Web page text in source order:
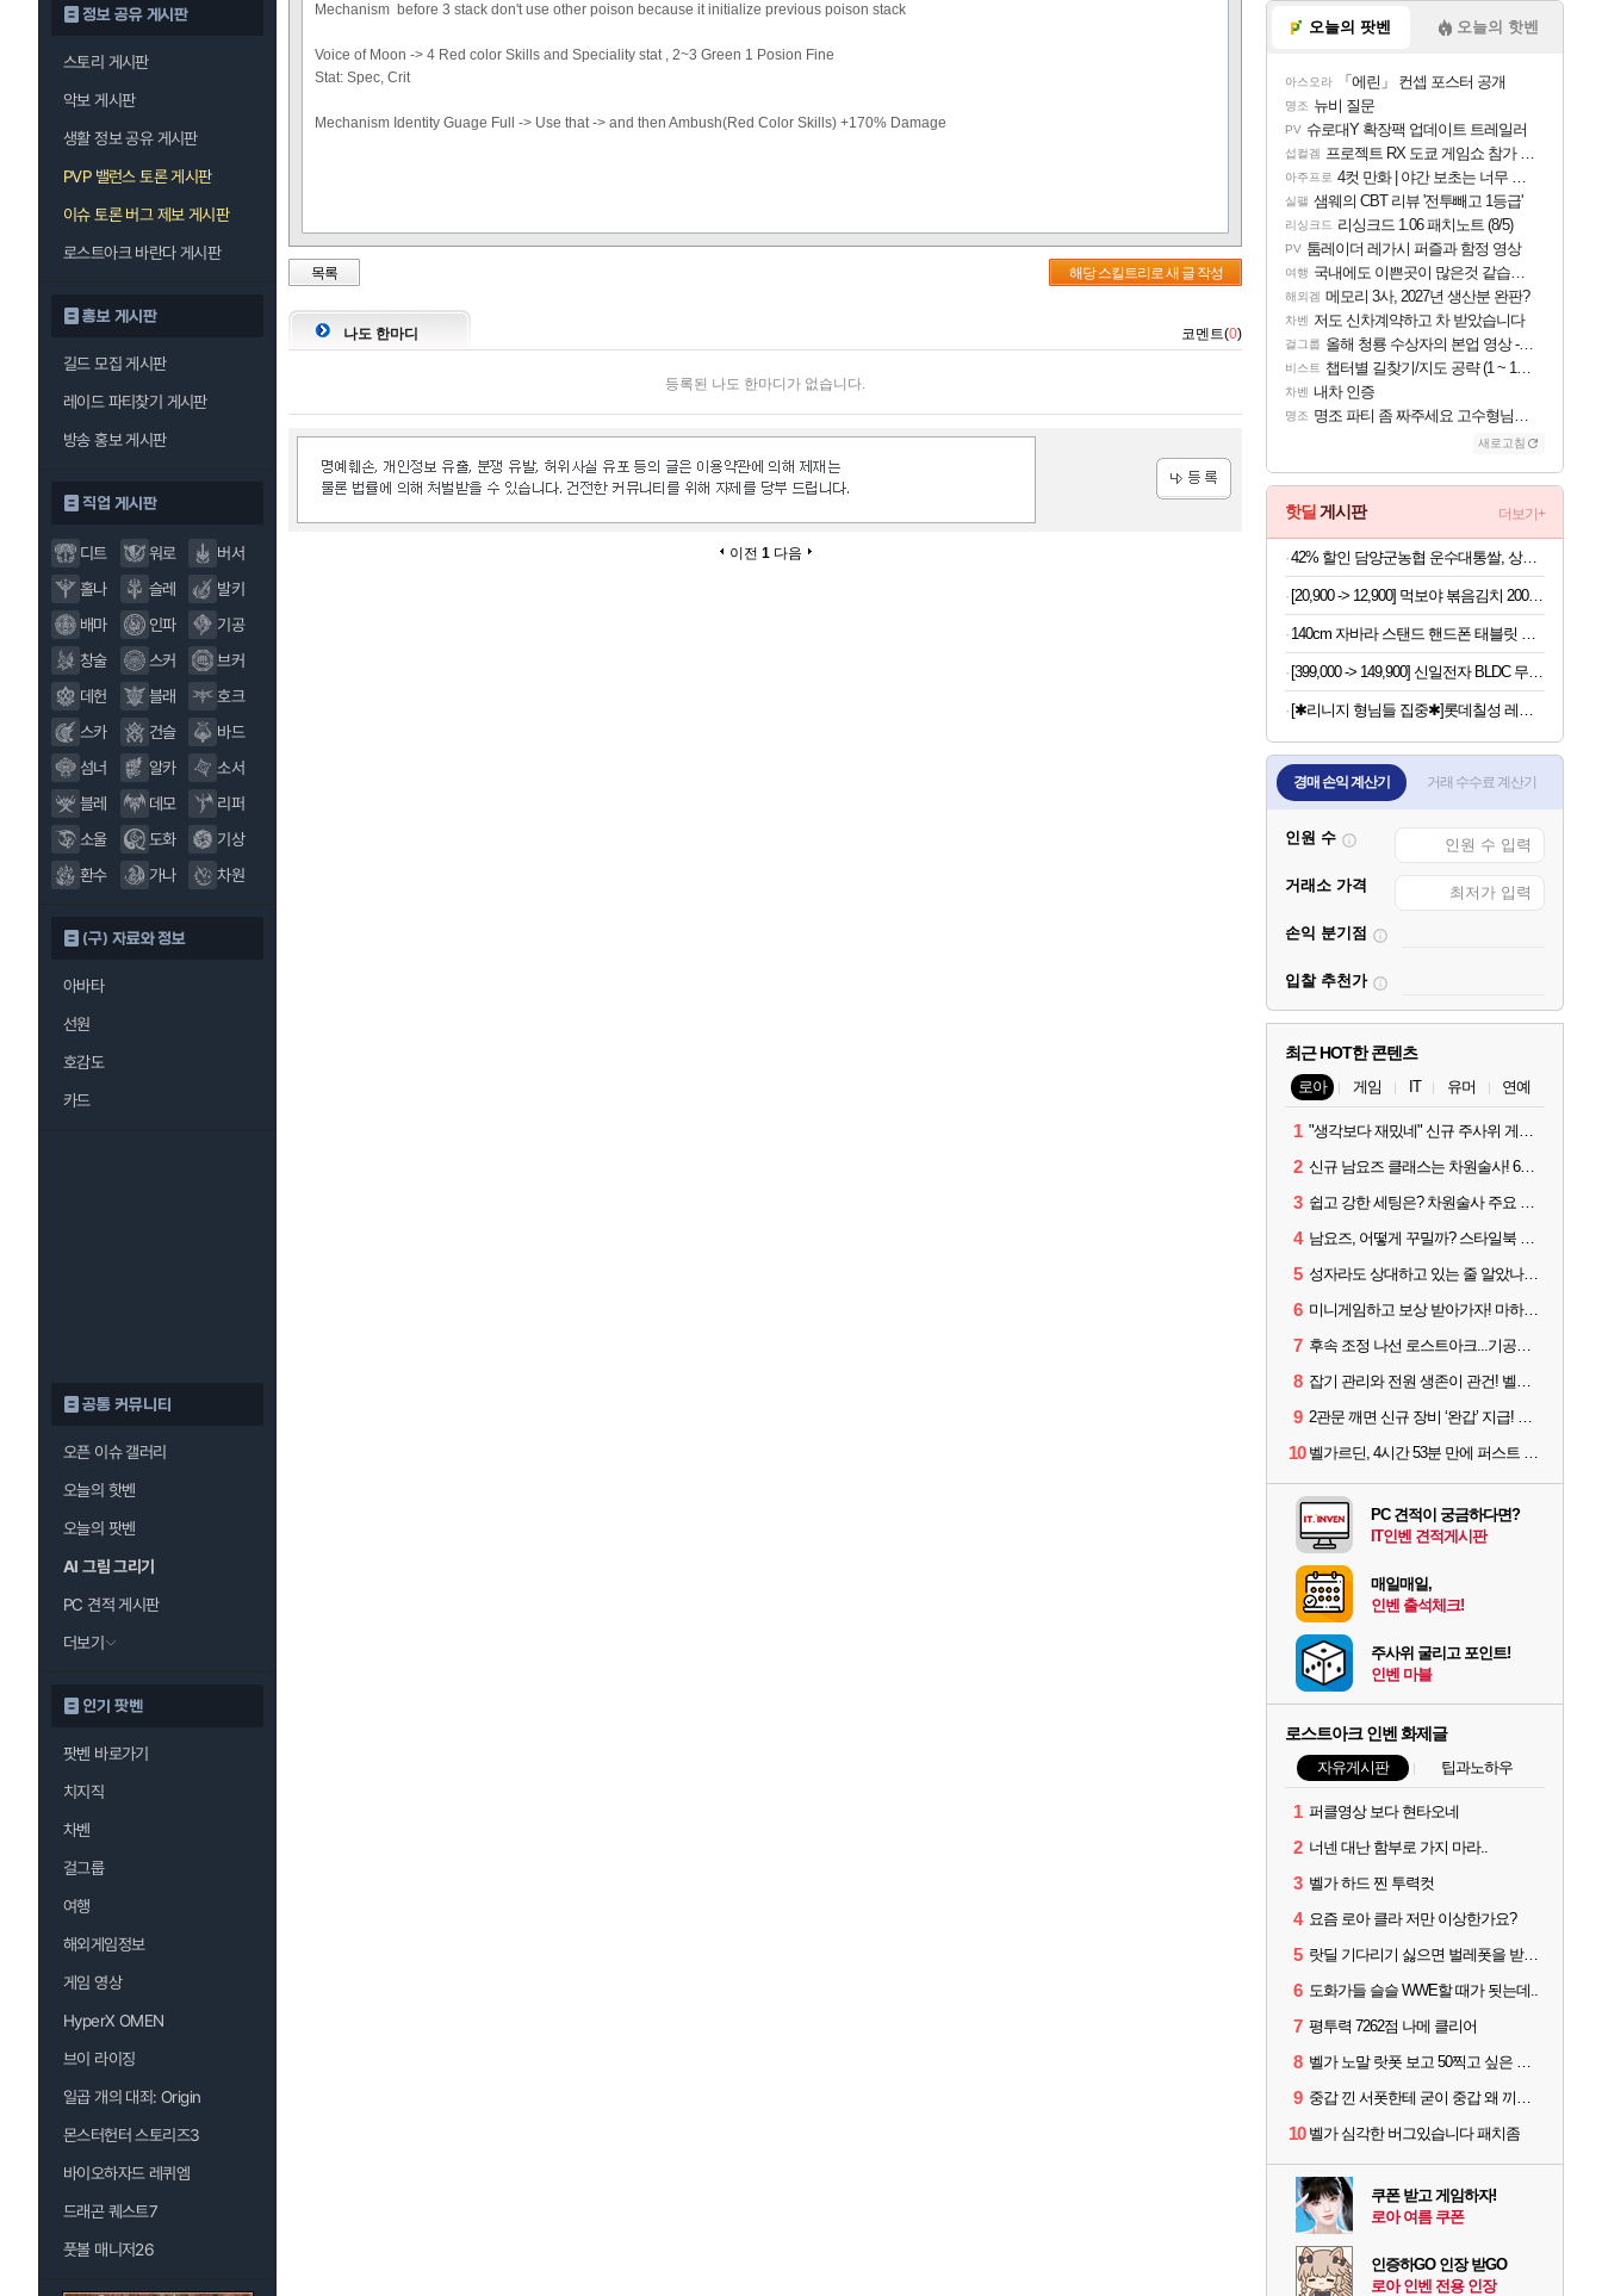
정보 공유 게시판
스토리 게시판
악보 게시판
생활 정보 공유 게시판
PVP 밸런스 토론 게시판
이슈 토론 버그 제보 게시판
로스트아크 바란다 게시판
홍보 게시판
길드 모집 게시판
레이드 파티찾기 게시판
방송 홍보 게시판
직업 게시판
디트 워로
버서
홀나
슬레
발키
배마
인파
기공
창술
스커
브커
데헌
블래
호크
스카
건슬
바드
섬너
알카
소서
블레
데모
리퍼
소울
도화
기상
환수
가나 차원
(구) 자료와 정보
아바타
선원
호감도
카드
공통 커뮤니티
오픈 이슈 갤러리
오늘의 핫벤
오늘의 팟벤
AI 그림 그리기
PC 견적 게시판
더보기
인기 팟벤
팟벤 바로가기
치지직
차벤
걸그룹
여행
해외게임정보
게임 영상
HyperX OMEN
브이 라이징
일곱 개의 대죄: Origin
몬스터헌터 스토리즈3
바이오하자드 레퀴엠
드래곤 퀘스트7
풋볼 매니저26
Mechanism before 3 stack don't use other poison because it initialize previous poison stack
Voice of Moon -> 4 Red color Skills and Speciality stat , 2~3 Green 1 Posion Fine
Stat: Spec, Crit
Mechanism Identity Guage Full -> Use that -> and then Ambush(Red Color Skills) +170% Damage
목록 해당 스킬트리로 새 글 작성
나도 한마디 코멘트(0)
등록된 나도 한마디가 없습니다.
이전 1 다음
오늘의 팟벤 오늘의 핫벤
아스오라 「에린」 컨셉 포스터 공개
명조 뉴비 질문
PV 슈로대Y 확장팩 업데이트 트레일러
섭컬겜 프로젝트 RX 도쿄 게임쇼 참가 결정
아주프로 4컷 만화 | 야간 보초는 너무 힘들어
실팰 샘웨의 CBT 리뷰 '전투빼고 1등급'
리싱크드 리싱크드 1.06 패치노트 (8/5)
PV 툼레이더 레가시 퍼즐과 함정 영상
여행 국내에도 이쁜곳이 많은것 같습니다
해외겜 메모리 3사, 2027년 생산분 완판?
차벤 저도 신차계약하고 차 받았습니다
걸그룹 올해 청룡 수상자의 본업 영상 - 스테이씨 윤
비스트 챕터별 길찾기/지도 공략 (1 ~ 12장)
차벤 내차 인증
명조 명조 파티 좀 짜주세요 고수형님들…
새로고침
핫딜 게시판 더보기+
42% 할인 담양군농협 운수대통쌀, 상등급, 10kg, 1개
[20,900 -> 12,900] 먹보야 볶음김치 200g 8봉지
[✱리니지 형님들 집중✱]롯데칠성 레쓰비 마일드, 175ml, 30캔
경매 손익 계산기 거래 수수료 계산기
인원 수
거래소 가격
손익 분기점
입찰 추천가
최근 HOT한 콘텐츠
로아 게임 IT 유머 연예
1 "생각보다 재밌네" 신규 주사위 게임 티카투카 호평
2 신규 남요즈 클래스는 차원술사! 6월 20일 로아온 썸머 정리
3 쉽고 강한 세팅은? 차원술사 주요 빌드와 스킬 코드
4 남요즈, 어떻게 꾸밀까? 스타일북 인기 차원술사 커스터마이즈
5 성자라도 상대하고 있는 줄 알았나? 벨가르딘 이모저모
6 미니게임하고 보상 받아가자! 마하라카 썸머 캠프 할 일은?
7 후속 조정 나선 로스트아크...기공사, 차원술사 하향
8 잡기 관리와 전원 생존이 관건! 벨가르딘 유물 칭호 획득방법 정리
9 2관문 깨면 신규 장비 ‘완갑’ 지급! 그림자 레이드 벨가르딘 공개
10 벨가르딘, 4시간 53분 만에 퍼스트 클리어 나왔다
PC 견적이 궁금하다면?
IT인벤 견적게시판
매일매일,
인벤 출석체크!
주사위 굴리고 포인트!
인벤 마블
로스트아크 인벤 화제글
자유게시판 팁과노하우
1 퍼클영상 보다 현타오네
2 너넨 대난 함부로 가지 마라..
3 벨가 하드 찐 투력컷
4 요즘 로아 클라 저만 이상한가요?
5 랏딜 기다리기 싫으면 벌레폿을 받지마라
6 도화가들 슬슬 WWE할 때가 됫는데..
7 평투력 7262점 나메 클리어
8 벨가 노말 랏폿 보고 50찍고 싶은 폿들
9 중갑 낀 서폿한테 굳이 중갑 왜 끼냐고 물어보는 6딜남은 그냥 무시하면 됨
10 벨가 심각한 버그있습니다 패치좀
쿠폰 받고 게임하자!
로아 여름 쿠폰
인증하GO 인장 받GO
로아 인벤 전용 인장